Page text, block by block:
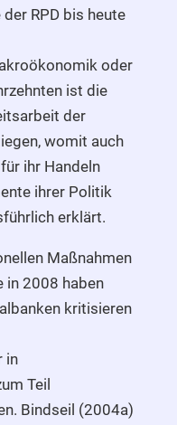
RPD bis heute
oder
ist die
der
womit auch
ihr Handeln
ihrer Politik
erklärt.
Maßnahmen
in 2008 haben
kritisieren
in
Teil
Bindseil (2004a)